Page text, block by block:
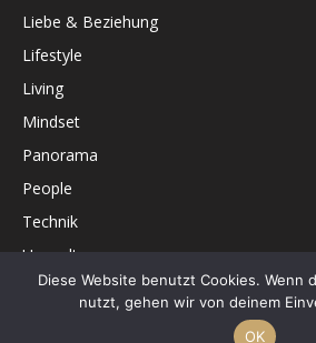
Liebe & Beziehung
Lifestyle
Living
Mindset
Panorama
People
Technik
Umwelt
Unterhaltung
Diese Website benutzt Cookies. Wenn
nutzt, gehen wir von deinem
OK